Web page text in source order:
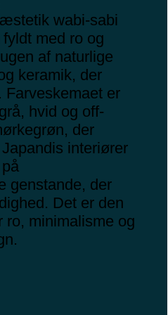
wabi-sabi
med ro og
af naturlige
keramik, der
Farveskemaet er
hvid og off-
der
interiører
genstande, der
Det er den
minimalisme og